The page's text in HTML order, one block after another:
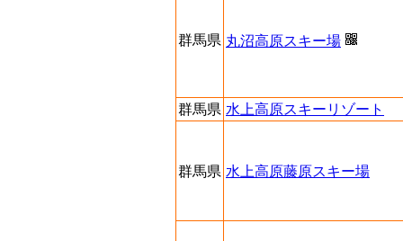
群馬県 丸沼高原スキー場
群馬県 水上高原スキーリゾート
群馬県 水上高原藤原スキー場